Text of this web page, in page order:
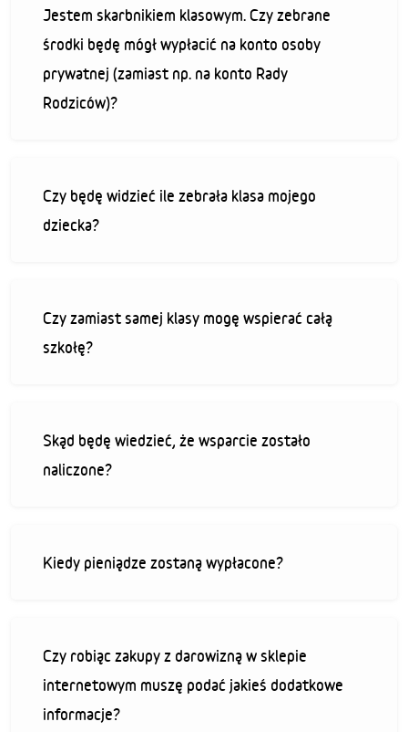
Jestem skarbnikiem klasowym. Czy zebrane
środki będę mógł wypłacić na konto osoby
prywatnej (zamiast np. na konto Rady
Rodziców)?
Czy będę widzieć ile zebrała klasa mojego
dziecka?
Czy zamiast samej klasy mogę wspierać całą
szkołę?
Skąd będę wiedzieć, że wsparcie zostało
naliczone?
Kiedy pieniądze zostaną wypłacone?
Czy robiąc zakupy z darowizną w sklepie
internetowym muszę podać jakieś dodatkowe
informacje?